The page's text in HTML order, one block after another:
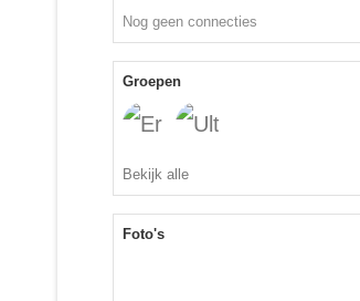
Nog geen connecties
Groepen
Bekijk alle
Foto's